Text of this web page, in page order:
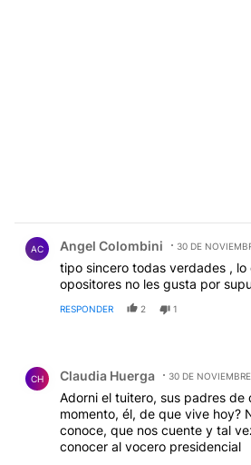
AC Angel Colombini 30 DE
tipo sincero todas verdades , lo
opositores no les gusta por
RESPONDER 2 1
CH Claudia Huerga 30 DE
Adorni el tuitero, sus padres de
momento, él, de que vive hoy?
conoce, que nos cuente y tal
conocer al vocero presidencial